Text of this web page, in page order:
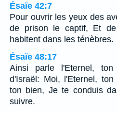
Ésaïe 42:7
Pour ouvrir les yeux des
de prison le captif, Et
habitent dans les ténèbres.
Ésaïe 48:17
Ainsi parle l'Eternel,
d'Israël: Moi, l'Eternel,
ton bien, Je te conduis
suivre.